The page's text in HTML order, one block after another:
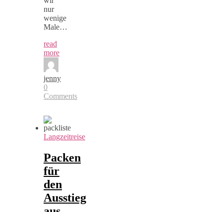
nur
wenige
Male…
read
more
jenny
0
Comments
Langzeitreise
Packen
für
den
Ausstieg